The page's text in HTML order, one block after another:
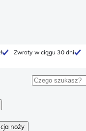
Zwroty w ciągu 30 dni
noży